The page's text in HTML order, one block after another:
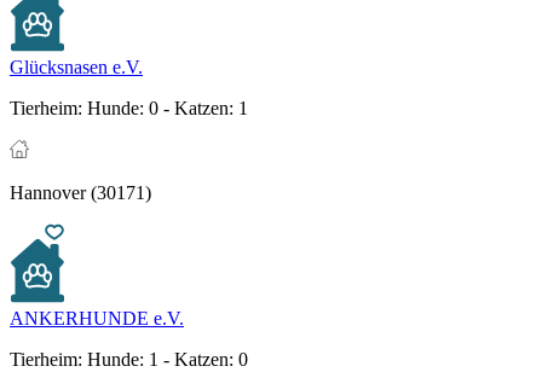
Glücksnasen e.V.
Tierheim: Hunde: 0 - Katzen: 1
Hannover (30171)
ANKERHUNDE e.V.
Tierheim: Hunde: 1 - Katzen: 0